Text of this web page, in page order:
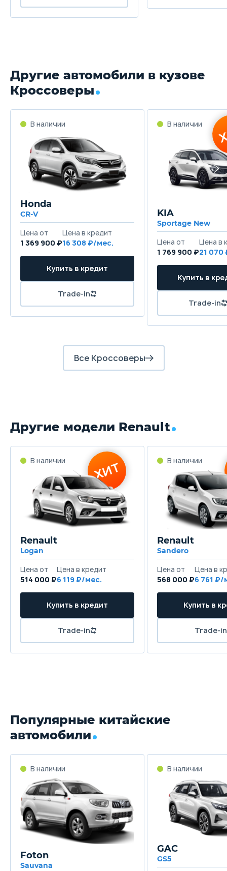
Другие автомобили в кузове
Кроссоверы
Honda
CR-V
1 369 900 ₽16 308
KIA
Sportage New
1 769 900 ₽21 070
Все Кроссоверы
Другие модели Renault
Renault
Logan
514 000 ₽6 119
Renault
Sandero
568 000 ₽6 761
Популярные китайские
автомобили
Foton
Sauvana
GAC
GS5